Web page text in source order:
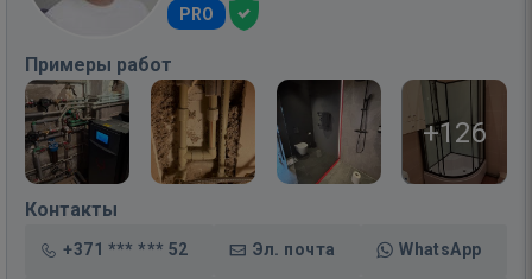
PRO
Примеры работ
+126
Контакты
+371 *** *** 52 Эл. почта WhatsApp